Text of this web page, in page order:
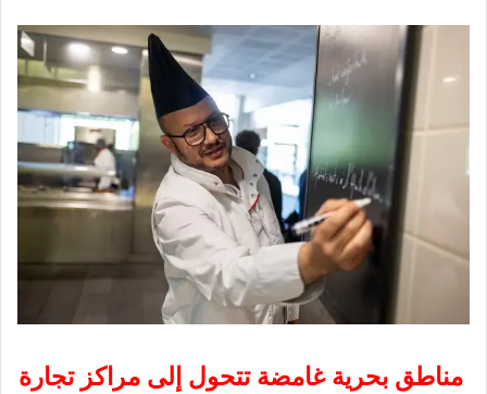
مناطق بحرية غامضة تتحول إلى مراكز تجارة